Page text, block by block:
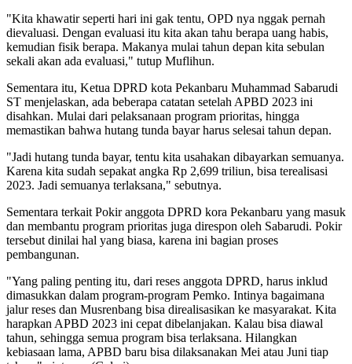
"Kita khawatir seperti hari ini gak tentu, OPD nya nggak pernah
dievaluasi. Dengan evaluasi itu kita akan tahu berapa uang habis,
kemudian fisik berapa. Makanya mulai tahun depan kita sebulan
sekali akan ada evaluasi," tutup Muflihun.
Sementara itu, Ketua DPRD kota Pekanbaru Muhammad Sabarudi
ST menjelaskan, ada beberapa catatan setelah APBD 2023 ini
disahkan. Mulai dari pelaksanaan program prioritas, hingga
memastikan bahwa hutang tunda bayar harus selesai tahun depan.
"Jadi hutang tunda bayar, tentu kita usahakan dibayarkan semuanya.
Karena kita sudah sepakat angka Rp 2,699 triliun, bisa terealisasi
2023. Jadi semuanya terlaksana," sebutnya.
Sementara terkait Pokir anggota DPRD kora Pekanbaru yang masuk
dan membantu program prioritas juga direspon oleh Sabarudi. Pokir
tersebut dinilai hal yang biasa, karena ini bagian proses
pembangunan.
"Yang paling penting itu, dari reses anggota DPRD, harus inklud
dimasukkan dalam program-program Pemko. Intinya bagaimana
jalur reses dan Musrenbang bisa direalisasikan ke masyarakat. Kita
harapkan APBD 2023 ini cepat dibelanjakan. Kalau bisa diawal
tahun, sehingga semua program bisa terlaksana. Hilangkan
kebiasaan lama, APBD baru bisa dilaksanakan Mei atau Juni tiap